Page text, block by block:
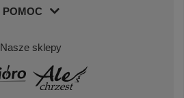
POMOC
Nasze sklepy